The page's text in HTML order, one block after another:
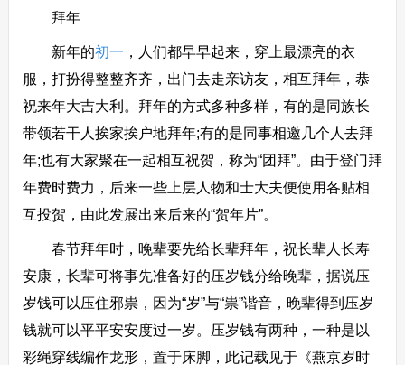
拜年
新年的初一 ，人们都早早起来，穿上最漂亮的衣
服，打扮得整整齐齐，出门去走亲访友，相互拜年，恭
祝来年大吉大利。拜年的方式多种多样，有的是同族长
带领若干人挨家挨户地拜年;有的是同事相邀几个人去拜
年;也有大家聚在一起相互祝贺，称为“团拜”。由于登门拜
年费时费力，后来一些上层人物和士大夫便使用各贴相
互投贺，由此发展出来后来的“贺年片”。
春节拜年时，晚辈要先给长辈拜年，祝长辈人长寿
安康，长辈可将事先准备好的压岁钱分给晚辈，据说压
岁钱可以压住邪祟，因为“岁”与“祟”谐音，晚辈得到压岁
钱就可以平平安安度过一岁。压岁钱有两种，一种是以
彩绳穿线编作龙形，置于床脚，此记载见于《燕京岁时